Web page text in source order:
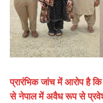
प्रारंभिक जांच में आरोप है कि
से नेपाल में अवैध रूप से